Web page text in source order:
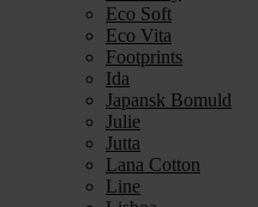
Eco Soft
Eco Vita
Footprints
Ida
Japansk Bomuld
Julie
Jutta
Lana Cotton
Line